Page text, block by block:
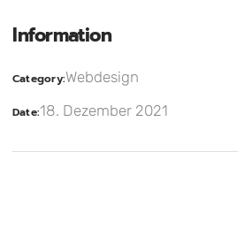
Information
Category:Webdesign
Date:18. Dezember 2021